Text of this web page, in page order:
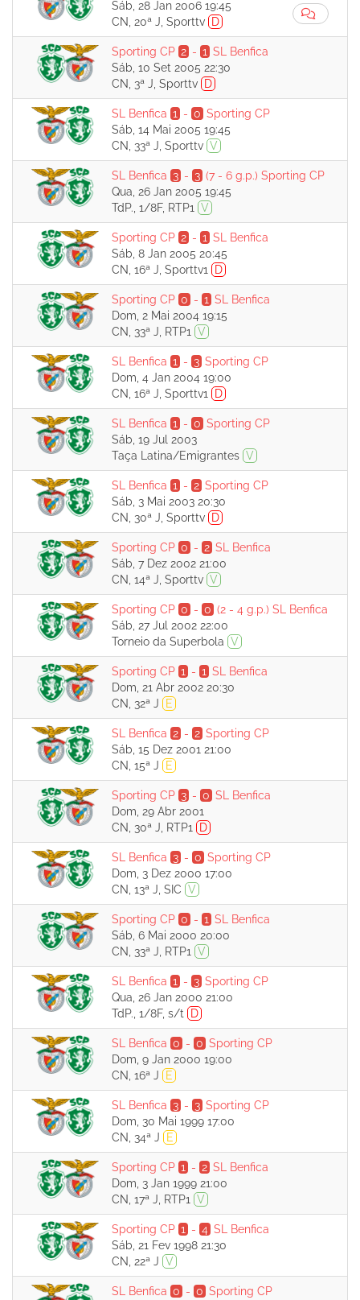
Sáb, 28 Jan 2006 19:45
CN, 20ª J, Sporttv
D
Sporting CP 2 - 1 SL Benfica
Sáb, 10 Set 2005 22:30
CN, 3ª J, Sporttv
D
SL Benfica 1 - 0 Sporting CP
Sáb, 14 Mai 2005 19:45
CN, 33ª J, Sporttv V
SL Benfica 3 - 3 (7 - 6 g.p.) Sporting CP
Qua, 26 Jan 2005 19:45
TdP., 1/8F, RTP1
V
Sporting CP 2 - 1 SL Benfica
Sáb, 8 Jan 2005 20:45
CN, 16ª J, Sporttv1
D
Sporting CP 0 - 1 SL Benfica
Dom, 2 Mai 2004 19:15
CN, 33ª J, RTP1
V
SL Benfica 1 - 3 Sporting CP
Dom, 4 Jan 2004 19:00
CN, 16ª J, Sporttv1
D
SL Benfica 1 - 0 Sporting CP
Sáb, 19 Jul 2003
Taça Latina/Emigrantes V
SL Benfica 1 - 2 Sporting CP
Sáb, 3 Mai 2003 20:30
CN, 30ª J, Sporttv
D
Sporting CP 0 - 2 SL Benfica
Sáb, 7 Dez 2002 21:00
CN, 14ª J, Sporttv V
Sporting CP 0 - 0 (2 - 4 g.p.) SL Benfica
Sáb, 27 Jul 2002 22:00
Torneio da Superbola V
Sporting CP 1 - 1 SL Benfica
Dom, 21 Abr 2002 20:30
CN, 32ª J
E
SL Benfica 2 - 2 Sporting CP
Sáb, 15 Dez 2001 21:00
CN, 15ª J
E
Sporting CP 3 - 0 SL Benfica
Dom, 29 Abr 2001
CN, 30ª J, RTP1
D
SL Benfica 3 - 0 Sporting CP
Dom, 3 Dez 2000 17:00
CN, 13ª J, SIC V
Sporting CP 0 - 1 SL Benfica
Sáb, 6 Mai 2000 20:00
CN, 33ª J, RTP1
V
SL Benfica 1 - 3 Sporting CP
Qua, 26 Jan 2000 21:00
TdP., 1/8F, s/t
D
SL Benfica 0 - 0 Sporting CP
Dom, 9 Jan 2000 19:00
CN, 16ª J
E
SL Benfica 3 - 3 Sporting CP
Dom, 30 Mai 1999 17:00
CN, 34ª J
E
Sporting CP 1 - 2 SL Benfica
Dom, 3 Jan 1999 21:00
CN, 17ª J, RTP1
V
Sporting CP 1 - 4 SL Benfica
Sáb, 21 Fev 1998 21:30
CN, 22ª J V
SL Benfica 0 - 0 Sporting CP